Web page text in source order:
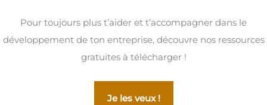
Pour toujours plus t’aider et t’accompagner dans le
développement de ton entreprise, découvre nos ressources
gratuites à télécharger !
Je les veux !